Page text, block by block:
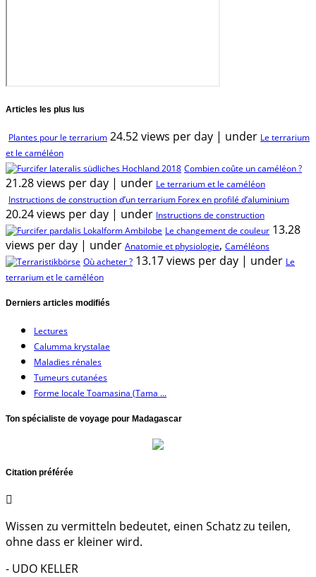
Articles les plus lus
Plantes pour le terrarium 24.52 views per day | under Le terrarium
et le caméléon
Combien coûte un caméléon ?
21.28 views per day | under Le terrarium et le caméléon
Instructions de construction d’un terrarium Forex en profilé d’aluminium
20.24 views per day | under Instructions de construction
Le changement de couleur 13.28
views per day | under Anatomie et physiologie, Caméléons
Où acheter ? 13.17 views per day | under Le
terrarium et le caméléon
Derniers articles modifiés
Lectures
Calumma krystalae
Maladies rénales
Tumeurs cutanées
Forme locale Toamasina (Tama ...
Ton spécialiste de voyage pour Madagascar
Citation préférée
Wissen zu vermitteln bedeutet, einen Schatz zu teilen,
ohne dass er kleiner wird.
- UDO KELLER